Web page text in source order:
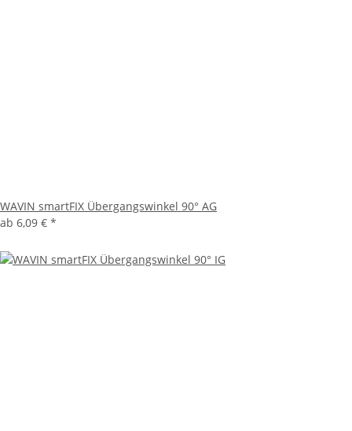
WAVIN smartFIX Übergangswinkel 90° AG
ab 6,09 € *